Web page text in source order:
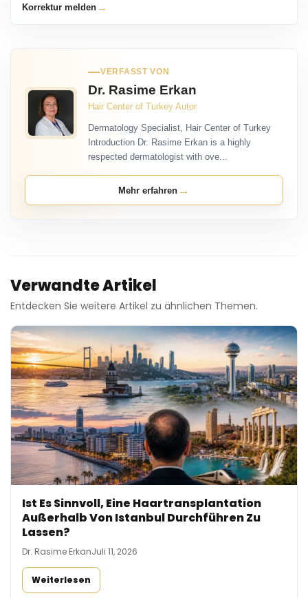
Korrektur melden →
VERFASST VON
Dr. Rasime Erkan
Hair Center of Turkey Autor
Dermatology Specialist, Hair Center of Turkey
Introduction Dr. Rasime Erkan is a highly
respected dermatologist with ove...
Mehr erfahren →
Verwandte Artikel
Entdecken Sie weitere Artikel zu ähnlichen Themen.
Ist Es Sinnvoll, Eine Haartransplantation
Außerhalb Von Istanbul Durchführen Zu
Lassen?
Dr. Rasime ErkanJuli 11, 2026
Weiterlesen